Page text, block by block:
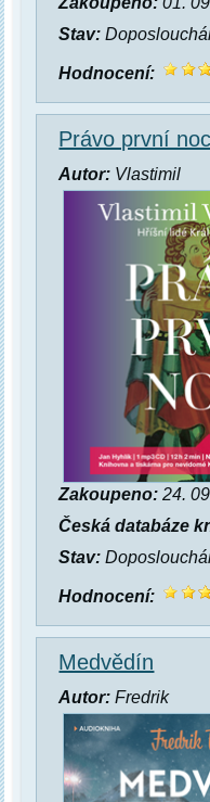
Stav:
Hodnocení:
Právo první
Autor: Vlastimil
Zakoupeno: 24.
Česká databáze
Stav:
Hodnocení:
Medvědín
Autor: Fredrik